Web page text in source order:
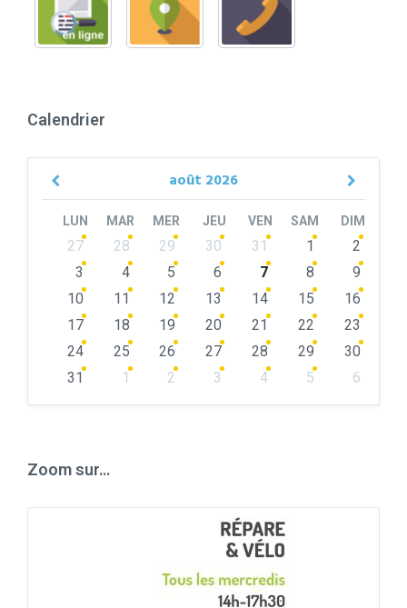
Calendrier
août 2026
Previous
LUN MAR MER JEU VEN SAM DIM
Skip
calendar
27 28 29 30 31 1
2
3
4 5 6 7 8
9
10
11 12 13 14 15
16
17
18 19 20 21 22
23
24
25 26 27 28 29
30
31
1 2 3 4 5
6
Zoom sur…